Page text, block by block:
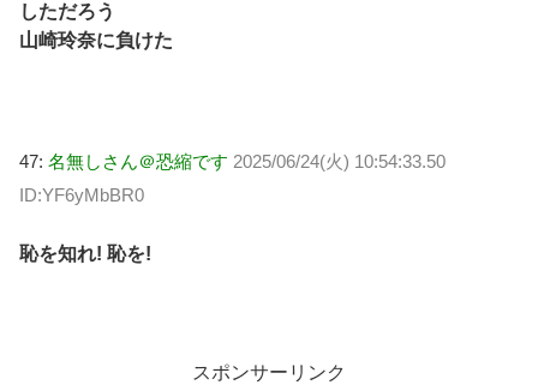
しただろう
山崎玲奈に負けた
47: 名無しさん＠恐縮です 2025/06/24(火) 10:54:33.50
ID:YF6yMbBR0
恥を知れ! 恥を!
スポンサーリンク